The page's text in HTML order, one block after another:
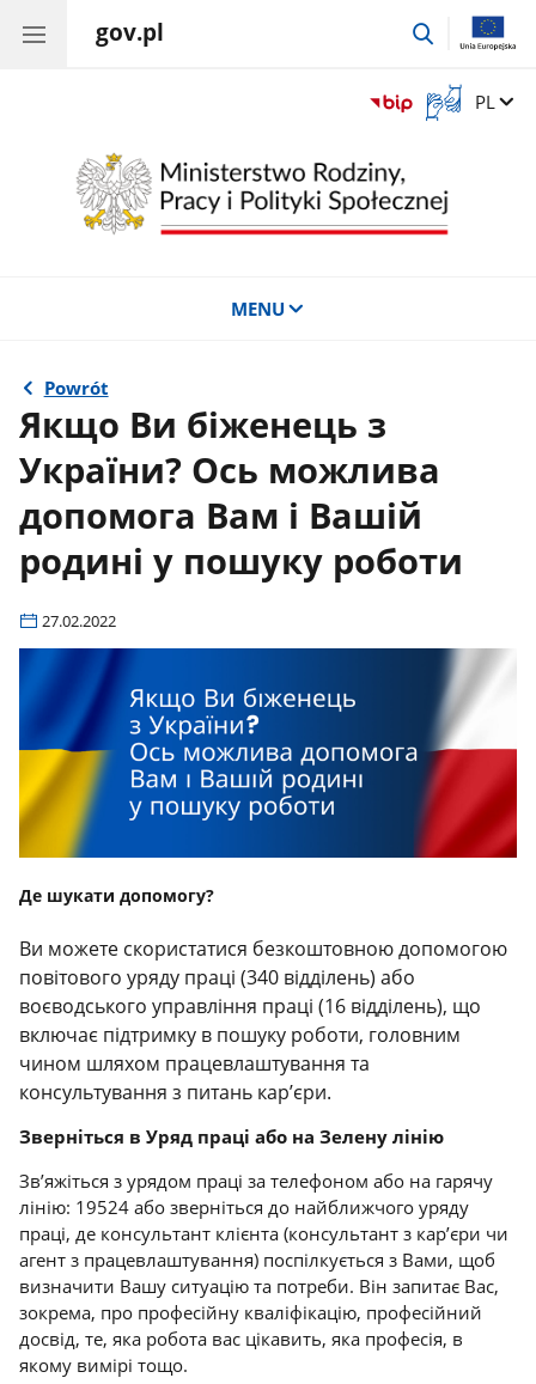
gov.pl
przejdź
Otwórz
okno
języka
migowego
Zmień
PL
MENU
Powrót
Якщо Ви біженець з
України? Ось можлива
допомога Вам і Вашій
родині у пошуку роботи
27.02.2022
Де шукати допомогу?
Ви можете скористатися безкоштовною допомогою
повітового уряду праці (340 відділень) або
воєводського управління праці (16 відділень), що
включає підтримку в пошуку роботи, головним
чином шляхом працевлаштування та
консультування з питань кар’єри.
Зверніться в Уряд праці або на Зелену лінію
Зв’яжіться з урядом праці за телефоном або на гарячу
лінію: 19524 або зверніться до найближчого уряду
праці, де консультант клієнта (консультант з кар’єри чи
агент з працевлаштування) поспілкується з Вами, щоб
визначити Вашу ситуацію та потреби. Він запитає Вас,
зокрема, про професійну кваліфікацію, професійний
досвід, те, яка робота вас цікавить, яка професія, в
якому вимірі тощо.